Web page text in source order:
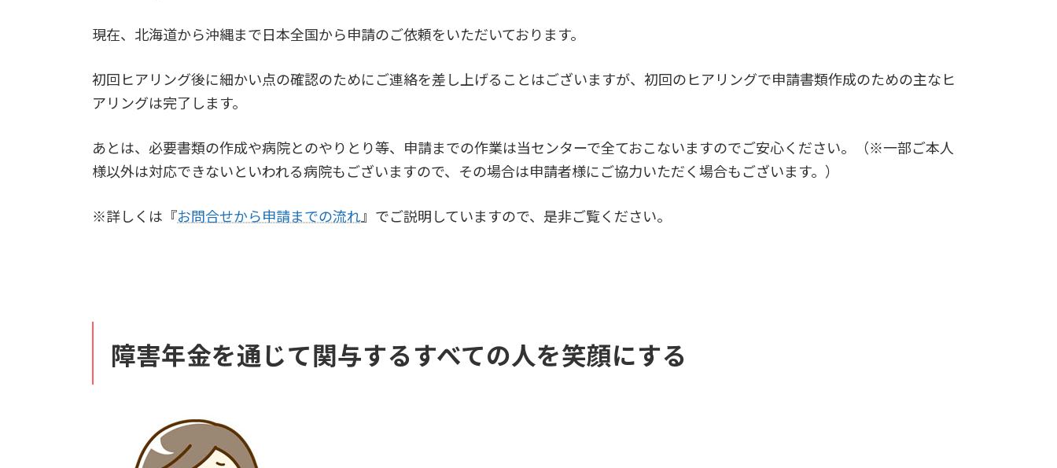
現在、北海道から沖縄まで日本全国から申請のご依頼をいただいております。
初回ヒアリング後に細かい点の確認のためにご連絡を差し上げることはございますが、初回のヒアリングで申請書類作成のための主なヒ
アリングは完了します。
あとは、必要書類の作成や病院とのやりとり等、申請までの作業は当センターで全ておこないますのでご安心ください。（※一部ご本人
様以外は対応できないといわれる病院もございますので、その場合は申請者様にご協力いただく場合もございます。）
※詳しくは『お問合せから申請までの流れ』でご説明していますので、是非ご覧ください。
障害年金を通じて関与するすべての人を笑顔にする